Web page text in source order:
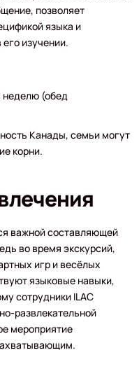
позволяет
языка и
изучении.
неделю (обед
Канады, семьи могут
корни.
важной составляющей
во время экскурсий,
игр и весёлых
языковые навыки,
сотрудники ILAC
развлекательной
мероприятие